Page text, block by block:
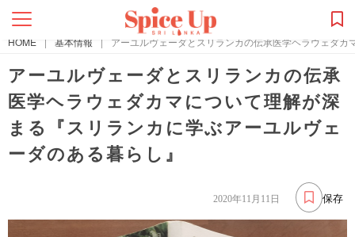
HOME | 基本情報 | アーユルヴェーダとスリランカの伝承医学ヘラウェダ
アーユルヴェーダとスリランカの伝承
医学ヘラウェダカマについて理解が深
まる『スリランカに学ぶアーユルヴェ
ーダのある暮らし』
保存
2020年11月11日